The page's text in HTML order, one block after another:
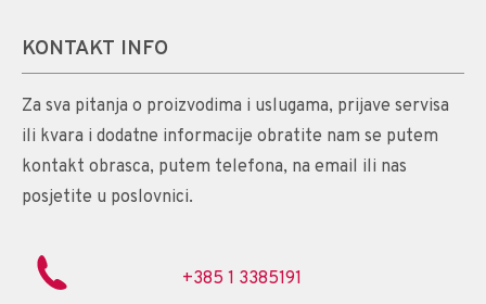
KONTAKT INFO
Za sva pitanja o proizvodima i uslugama, prijave servisa
ili kvara i dodatne informacije obratite nam se putem
kontakt obrasca, putem telefona, na email ili nas
posjetite u poslovnici.
+385 1 3385191